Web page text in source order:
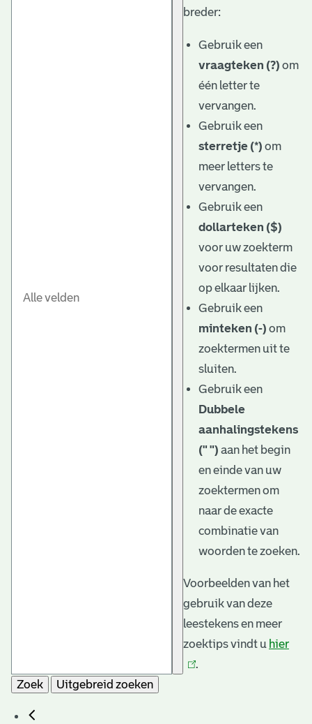
breder:
Gebruik een
vraagteken (?) om
één letter te
vervangen.
Gebruik een
sterretje (*) om
meer letters te
vervangen.
Gebruik een
dollarteken ($)
voor uw zoekterm
voor resultaten die
op elkaar lijken.
Gebruik een
minteken (-) om
zoektermen uit te
sluiten.
Gebruik een
Dubbele
aanhalingstekens
(" ") aan het begin
en einde van uw
zoektermen om
naar de exacte
combinatie van
woorden te zoeken.
Voorbeelden van het
gebruik van deze
leestekens en meer
zoektips vindt u hier
.
Zoek
Uitgebreid zoeken